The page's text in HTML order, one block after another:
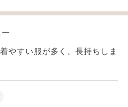
やすい服が多く、長持ちしま